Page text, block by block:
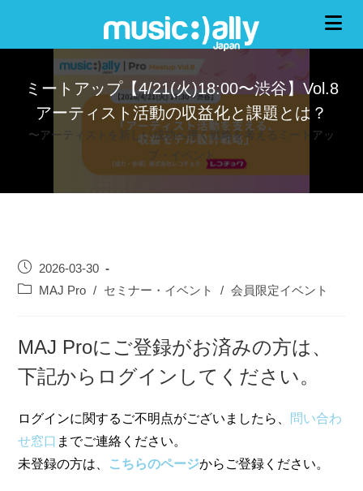
ミートアップ【4/21(火)18:00〜渋谷】Vol.8
アーティスト活動の収益化と課題とは？
〜アーティストを新しい成功へ導く戦略を考えるミートアッ
プ・イベント
2026-03-30
MAJ Pro / セミナー・イベント / 会員限定イベント
MAJ Proにご登録がお済みの方は、
下記からログインしてください。
ログインに関するご不明点がございましたら、 問い合わ
せ窓口 までご連絡ください。
未登録の方は、 こちらのページからご登録ください。